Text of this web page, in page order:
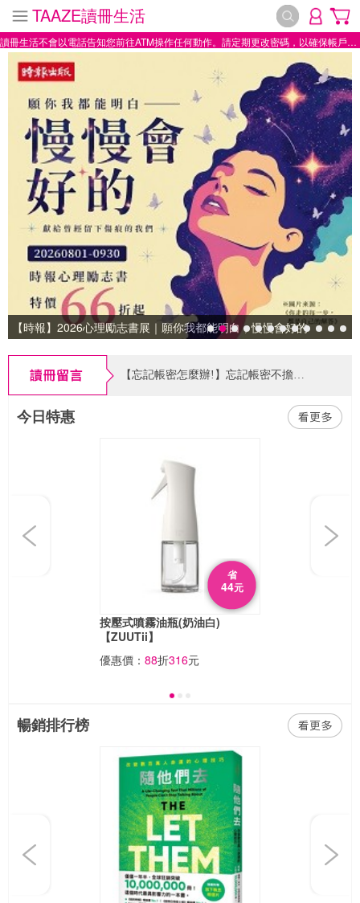
TAAZE讀冊生活
讀冊生活不會以電話告知您前往ATM操作任何動作。請定期更改密碼，以確保帳戶安全。
【時報】2026心理勵志書展｜願你我都能明白，慢慢會好的
【忘記帳密怎麼辦!】忘記帳密不擔心，請點官網首頁右上角「登入」，在會員登入頁面找到「忘記帳密」功能，依系統指示輸入相關資料即可查找帳號或重設密碼囉～
【書紐eXross 支援版本公告】2026/09/01起「書紐eXross」APP 為提供更安全的閱讀環境與效能，將停止支援 Android 8（含）以下版本。請使用Android 8（含）以下之用戶，升級您的系統或改用電腦版閱讀（Android 9 以上及 iOS/iPadOS 用戶不受影響）。
今日特惠
省
44元
按壓式噴霧油瓶(奶油白)
【ZUUTii】
優惠價： 88折316元
暢銷排行榜